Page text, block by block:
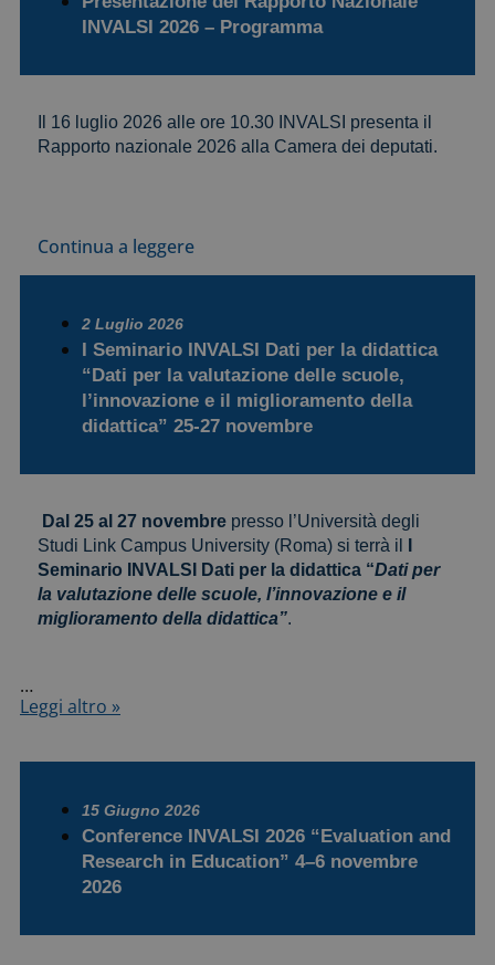
INVALSI 2026 – Programma
Il 16 luglio 2026 alle ore 10.30 INVALSI presenta il
Rapporto nazionale 2026 alla Camera dei deputati.
Continua a leggere
2 Luglio 2026
I Seminario INVALSI Dati per la didattica
“Dati per la valutazione delle scuole,
l’innovazione e il miglioramento della
didattica” 25-27 novembre
Dal 25 al 27 novembre presso l’Università degli
Studi Link Campus University (Roma) si terrà il
Seminario INVALSI Dati per la didattica “Dati per
la valutazione delle scuole, l’innovazione e il
miglioramento della didattica”.
…
I
Dati
didattica
delle
Leggi altro »
15 Giugno 2026
Conference INVALSI 2026 “Evaluation and
Research in Education” 4–6 novembre
2026